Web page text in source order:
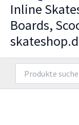
Inline
Boards,
nach: